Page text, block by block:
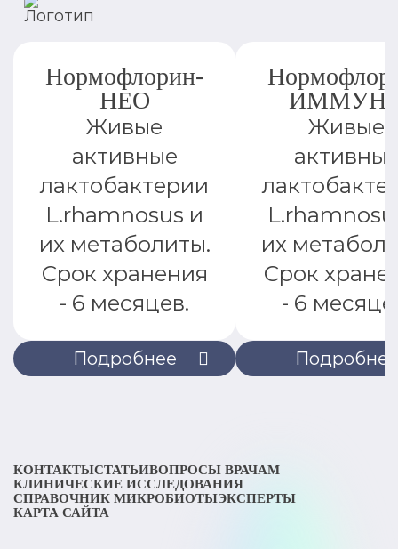
Подробнее
Нормофлорин-
НЕО
Живые
активные
лактобактерии
L.rhamnosus и
их метаболиты.
Срок хранения
- 6 месяцев.
Подробнее
Живые
их
Срок
- 6
КОНТАКТЫСТАТЬИВОПРОСЫ ВРАЧАМ
КЛИНИЧЕСКИЕ ИССЛЕДОВАНИЯ
СПРАВОЧНИК МИКРОБИОТЫЭКСПЕРТЫ
КАРТА САЙТА